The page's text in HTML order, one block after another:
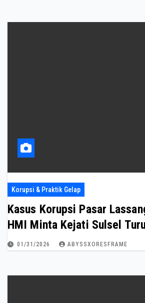
Korupsi & Praktik Gelap
Kasus Korupsi Pasar
HMI Minta Kejati Sulsel
01/31/2026 ABYSSXORESFRAME